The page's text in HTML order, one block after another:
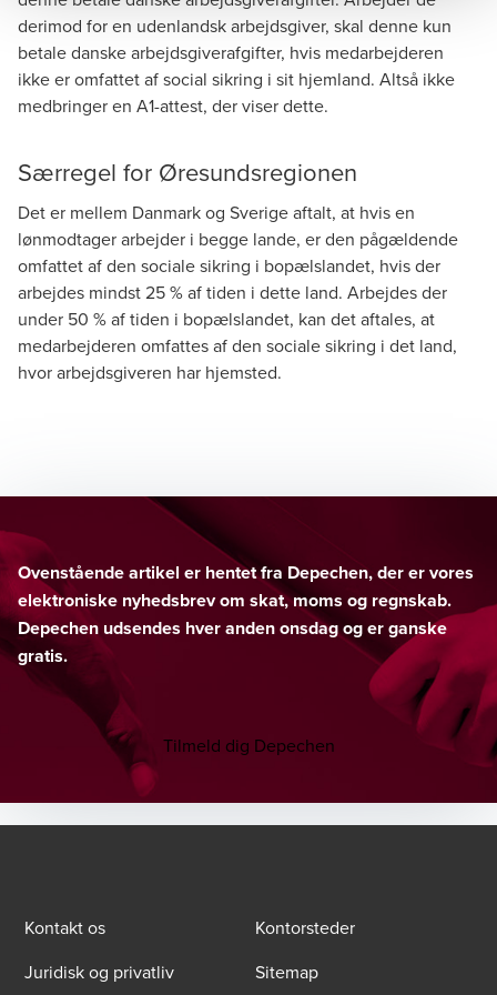
derimod for en udenlandsk arbejdsgiver, skal denne kun
betale danske arbejdsgiverafgifter, hvis medarbejderen
ikke er omfattet af social sikring i sit hjemland. Altså ikke
medbringer en A1-attest, der viser dette.
Særregel for Øresundsregionen
Det er mellem Danmark og Sverige aftalt, at hvis en
lønmodtager arbejder i begge lande, er den pågældende
omfattet af den sociale sikring i bopælslandet, hvis der
arbejdes mindst 25 % af tiden i dette land. Arbejdes der
under 50 % af tiden i bopælslandet, kan det aftales, at
medarbejderen omfattes af den sociale sikring i det land,
hvor arbejdsgiveren har hjemsted.
Ovenstående artikel er hentet fra Depechen, der er vores
elektroniske nyhedsbrev om skat, moms og regnskab.
Depechen udsendes hver anden onsdag og er ganske
gratis.
Tilmeld dig Depechen
Kontakt os
Kontorsteder
Juridisk og privatliv
Sitemap